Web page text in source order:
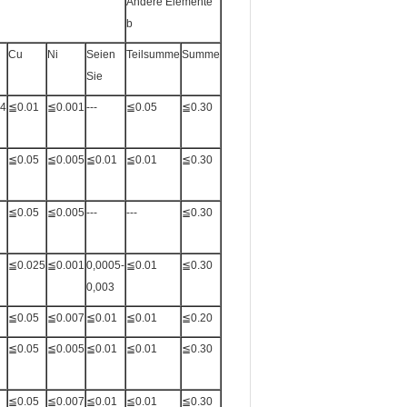
b
Cu Ni
Seien
Sie
Teilsumme Summe
≦0.01 ≦0.001 --- ≦0.05 ≦0.30
≦0.05 ≦0.005 ≦0.01 ≦0.01 ≦0.30
≦0.05 ≦0.005 --- --- ≦0.30
≦0.025 ≦0.001 0,0005-
0,003
≦0.01 ≦0.30
≦0.05 ≦0.007 ≦0.01 ≦0.01 ≦0.20
≦0.05 ≦0.005 ≦0.01 ≦0.01 ≦0.30
≦0.05 ≦0.007 ≦0.01 ≦0.01 ≦0.30